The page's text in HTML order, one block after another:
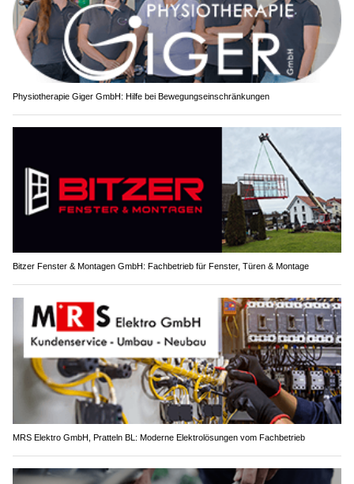
Physiotherapie Giger GmbH: Hilfe bei Bewegungseinschränkungen
Bitzer Fenster & Montagen GmbH: Fachbetrieb für Fenster, Türen & Montage
MRS Elektro GmbH, Pratteln BL: Moderne Elektrolösungen vom Fachbetrieb